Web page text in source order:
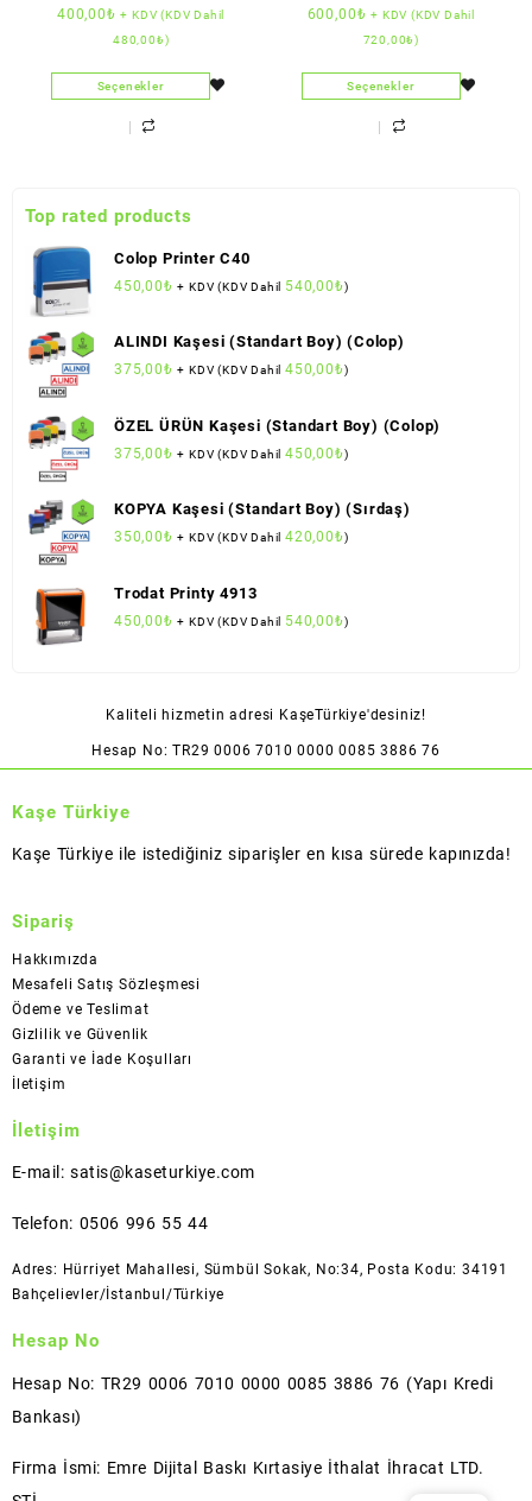
400,00₺ + KDV (KDV Dahil
480,00₺)
Seçenekler
600,00₺ + KDV (KDV Dahil
720,00₺)
Seçenekler
Top rated products
Colop Printer C40
450,00₺ + KDV (KDV Dahil 540,00₺)
ALINDI Kaşesi (Standart Boy) (Colop)
375,00₺ + KDV (KDV Dahil450,00₺)
ÖZEL ÜRÜN Kaşesi (Standart Boy) (Colop)
375,00₺ + KDV (KDV Dahil450,00₺)
KOPYA Kaşesi (Standart Boy) (Sırdaş)
350,00₺ + KDV (KDV Dahil420,00₺)
Trodat Printy 4913
450,00₺ + KDV (KDV Dahil 540,00₺)
Kaliteli hizmetin adresi KaşeTürkiye'desiniz!
Hesap No: TR29 0006 7010 0000 0085 3886 76
Kaşe Türkiye
Kaşe Türkiye ile istediğiniz siparişler en kısa sürede kapınızda!
Sipariş
Hakkımızda
Mesafeli Satış Sözleşmesi
Ödeme ve Teslimat
Gizlilik ve Güvenlik
Garanti ve İade Koşulları
İletişim
İletişim
E-mail: satis@kaseturkiye.com
Telefon: 0506 996 55 44
Adres: Hürriyet Mahallesi, Sümbül Sokak, No:34, Posta Kodu: 34191
Bahçelievler/İstanbul/Türkiye
Hesap No
Hesap No: TR29 0006 7010 0000 0085 3886 76 (Yapı Kredi
Bankası)
Firma İsmi: Emre Dijital Baskı Kırtasiye İthalat İhracat LTD.